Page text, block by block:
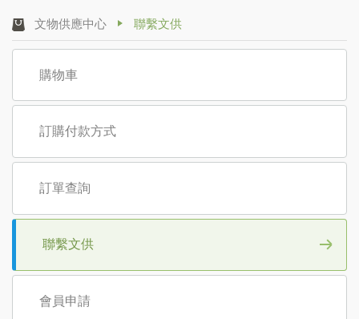
文物供應中心 聯繫文供
購物車
訂購付款方式
訂單查詢
聯繫文供
會員申請